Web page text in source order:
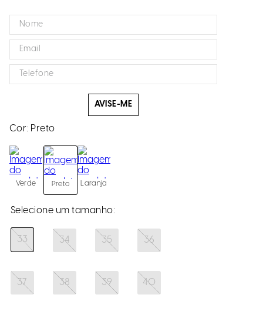
AVISE-ME
Cor: Preto
Verde Preto Laranja
33 34 35 36
37 38 39 40